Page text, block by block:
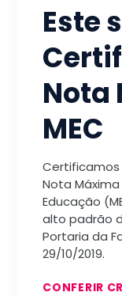
Este
Nota
MEC
Nota
Educação
alto padrão
Portaria da
29/10/2019.
CONFERIR